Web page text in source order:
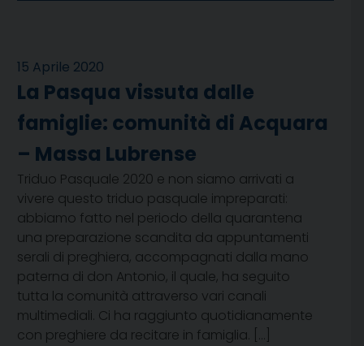
15 Aprile 2020
La Pasqua vissuta dalle
famiglie: comunità di Acquara
– Massa Lubrense
Triduo Pasquale 2020 e non siamo arrivati a
vivere questo triduo pasquale impreparati:
abbiamo fatto nel periodo della quarantena
una preparazione scandita da appuntamenti
serali di preghiera, accompagnati dalla mano
paterna di don Antonio, il quale, ha seguito
tutta la comunità attraverso vari canali
multimediali. Ci ha raggiunto quotidianamente
con preghiere da recitare in famiglia. […]